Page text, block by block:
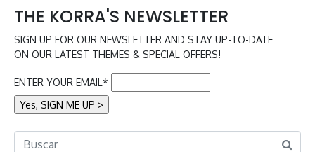
THE KORRA'S NEWSLETTER
SIGN UP FOR OUR NEWSLETTER AND STAY UP-TO-DATE
ON OUR LATEST THEMES & SPECIAL OFFERS!
ENTER YOUR EMAIL*